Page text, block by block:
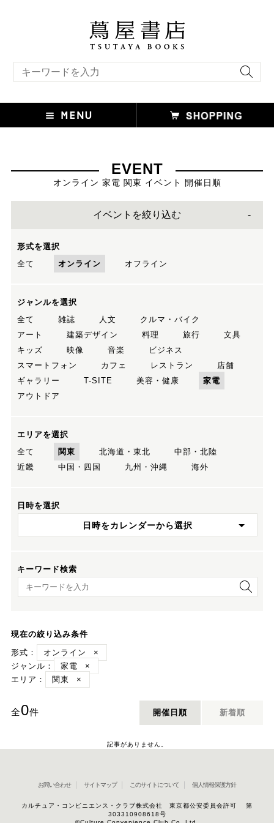
EVENT
オンライン 家電 関東 イベント 開催日順
イベントを絞り込む
形式を選択
全て
オンライン オフライン
ジャンルを選択
全て
雑誌 人文
クルマ・バイク
アート
建築デザイン 料理 旅行
文具
キッズ
映像 音楽
ビジネス
スマートフォン
カフェ レストラン
店舗
ギャラリー
T-SITE 美容・健康
家電
アウトドア
エリアを選択
全て
関東 北海道・東北
中部・北陸
近畿
中国・四国 九州・沖縄 海外
日時を選択
日時をカレンダーから選択
キーワード検索
キーワード検索
現在の絞り込み条件
形式：
オンライン
×
ジャンル：
家電
×
エリア：
関東 ×
全0件 開催日順 新着順
記事がありません。
お問い合わせ サイトマップ このサイトについて 個人情報保護方針
カルチュア・コンビニエンス・クラブ株式会社 東京都公安委員会許可 第
303310908618号